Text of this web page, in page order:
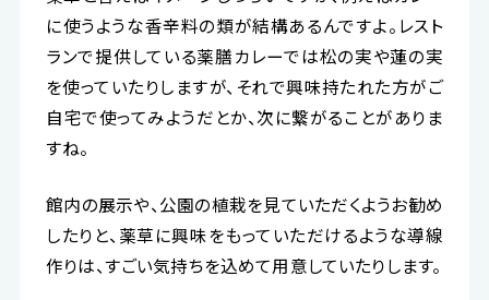
に使うような香辛料の類が結構あるんですよ。レスト
ランで提供している薬膳カレーでは松の実や蓮の実
を使っていたりしますが、それで興味持たれた方がご
自宅で使ってみようだとか、次に繋がることがありま
すね。
館内の展示や、公園の植栽を見ていただくようお勧め
したりと、薬草に興味をもっていただけるような導線
作りは、すごい気持ちを込めて用意していたりします。